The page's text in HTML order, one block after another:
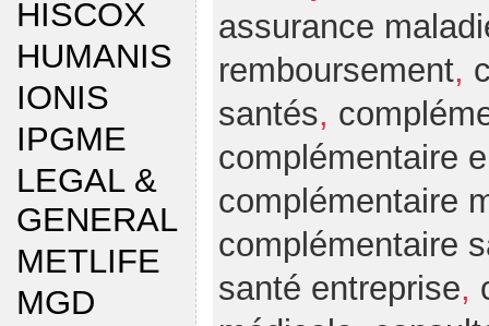
HISCOX
HUMANIS
IONIS
IPGME
LEGAL &
GENERAL
METLIFE
MGD
assurance
remboursement,
santés,
complémentaire
complémentaire
complémentaire
santé entreprise,